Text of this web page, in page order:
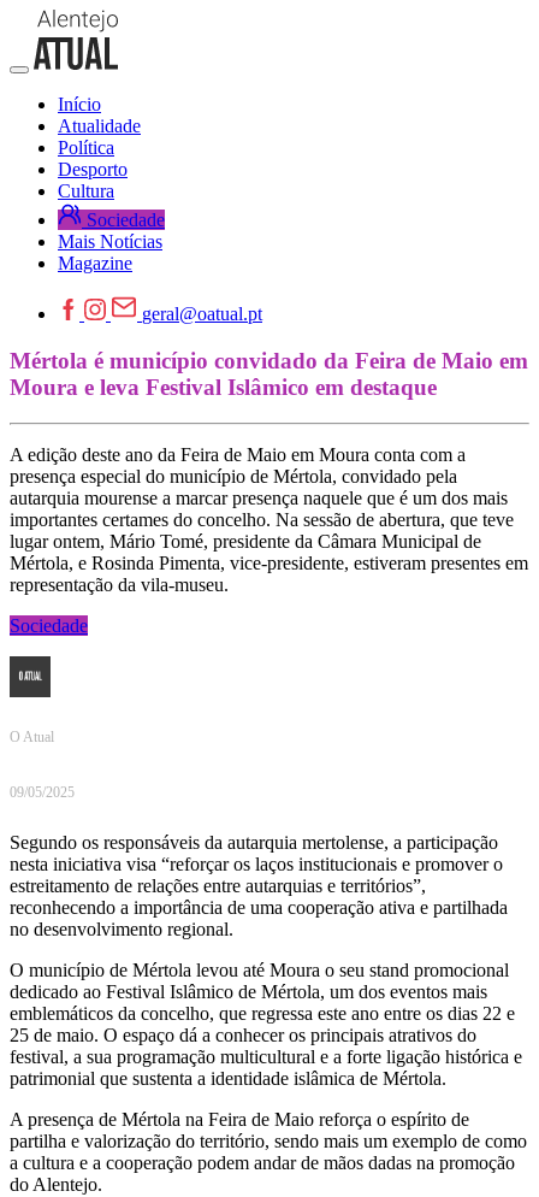
Início
Atualidade
Política
Desporto
Cultura
Sociedade
Mais Notícias
Magazine
geral@oatual.pt
Mértola é município convidado da Feira de Maio em
Moura e leva Festival Islâmico em destaque
A edição deste ano da Feira de Maio em Moura conta com a
presença especial do município de Mértola, convidado pela
autarquia mourense a marcar presença naquele que é um dos mais
importantes certames do concelho. Na sessão de abertura, que teve
lugar ontem, Mário Tomé, presidente da Câmara Municipal de
Mértola, e Rosinda Pimenta, vice-presidente, estiveram presentes em
representação da vila-museu.
Sociedade
O Atual
09/05/2025
Segundo os responsáveis da autarquia mertolense, a participação
nesta iniciativa visa “reforçar os laços institucionais e promover o
estreitamento de relações entre autarquias e territórios”,
reconhecendo a importância de uma cooperação ativa e partilhada
no desenvolvimento regional.
O município de Mértola levou até Moura o seu stand promocional
dedicado ao Festival Islâmico de Mértola, um dos eventos mais
emblemáticos da concelho, que regressa este ano entre os dias 22 e
25 de maio. O espaço dá a conhecer os principais atrativos do
festival, a sua programação multicultural e a forte ligação histórica e
patrimonial que sustenta a identidade islâmica de Mértola.
A presença de Mértola na Feira de Maio reforça o espírito de
partilha e valorização do território, sendo mais um exemplo de como
a cultura e a cooperação podem andar de mãos dadas na promoção
do Alentejo.